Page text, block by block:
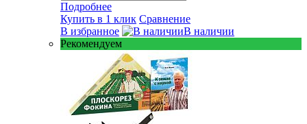
Подробнее
Купить в 1 клик Сравнение
В избранное
В наличии
Рекомендуем